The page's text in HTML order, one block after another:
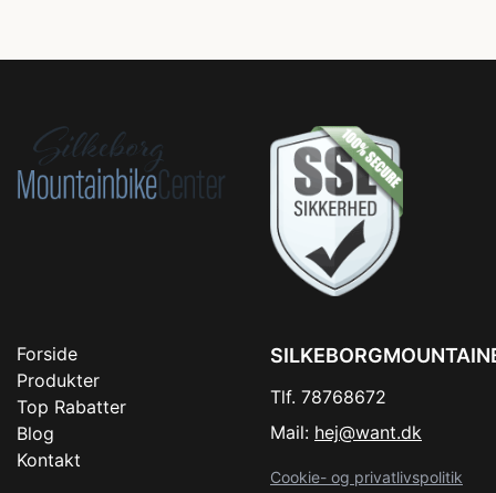
Forside
Produkter
Top Rabatter
Blog
Kontakt
Tlf. 78768672
Mail: hej@want.dk
Cookie- og privatlivspolitik